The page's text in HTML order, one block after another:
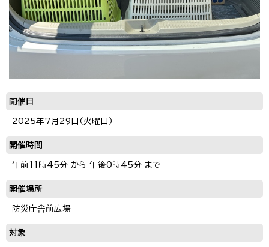
開催日
2025年7月29日（火曜日）
開催時間
午前11時45分 から 午後0時45分 まで
開催場所
防災庁舎前広場
対象